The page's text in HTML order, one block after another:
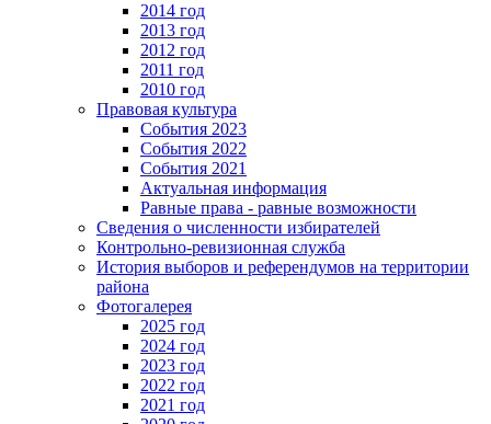
2014 год
2013 год
2012 год
2011 год
2010 год
Правовая культура
События 2023
События 2022
События 2021
Актуальная информация
Равные права - равные возможности
Сведения о численности избирателей
Контрольно-ревизионная служба
История выборов и референдумов на территории
района
Фотогалерея
2025 год
2024 год
2023 год
2022 год
2021 год